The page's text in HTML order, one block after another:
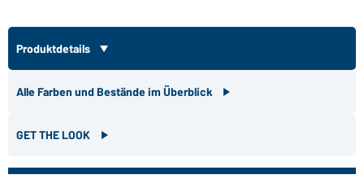
Produktdetails
Alle Farben und Bestände im Überblick
GET THE LOOK